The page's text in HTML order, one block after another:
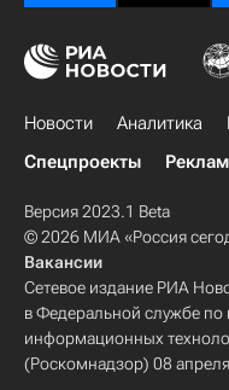
Новости Аналитика
Спецпроекты
Версия 2023.1 Beta
© 2026 МИА «Россия
Вакансии
Сетевое издание РИА
в Федеральной службе по
информационных
(Роскомнадзор) 08